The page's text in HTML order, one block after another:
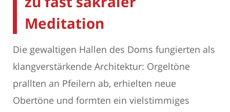
Meditation
Die gewaltigen Hallen des Doms fungierten als
klangverstärkende Architektur: Orgeltöne
prallten an Pfeilern ab, erhielten neue
Obertöne und formten ein vielstimmiges